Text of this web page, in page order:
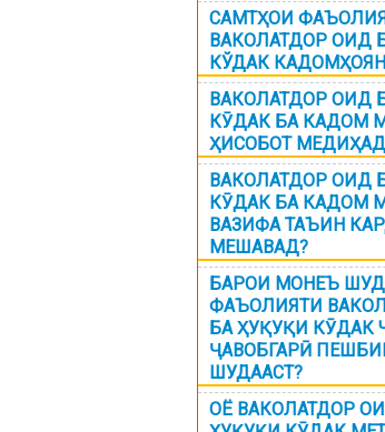
САМТҲОИ
ВАКОЛАТДОР ОИД
КЎДАК
ВАКОЛАТДОР ОИД
КӮДАК БА КАДОМ
ҲИСОБОТ
ВАКОЛАТДОР ОИД
КӮДАК БА КАДОМ
ВАЗИФА ТАЪИН
МЕШАВАД?
БАРОИ МОНЕЪ
ФАЪОЛИЯТИ
БА ҲУҚУҚИ КӮДАК
ҶАВОБГАРӢ
ШУДААСТ?
ОЁ ВАКОЛАТДОР